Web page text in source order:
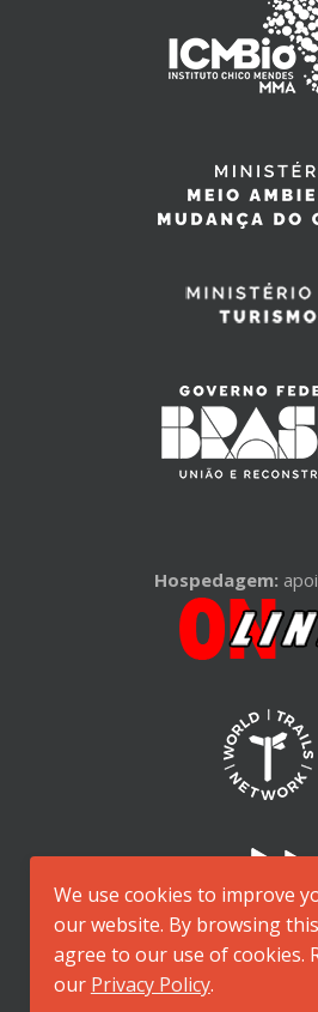
Hospedagem:
We use cookies to improve
our website. By browsing
agree to our use of cookies.
our Privacy Policy.